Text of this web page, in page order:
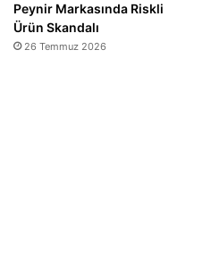
Peynir Markasında Riskli
Ürün Skandalı
26 Temmuz 2026